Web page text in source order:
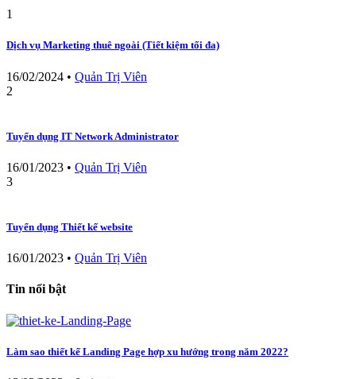
1
Dịch vụ Marketing thuê ngoài (Tiết kiệm tối đa)
16/02/2024 • Quản Trị Viên
2
Tuyển dụng IT Network Administrator
16/01/2023 • Quản Trị Viên
3
Tuyển dụng Thiết kế website
16/01/2023 • Quản Trị Viên
Tin nổi bật
Làm sao thiết kế Landing Page hợp xu hướng trong năm 2022?